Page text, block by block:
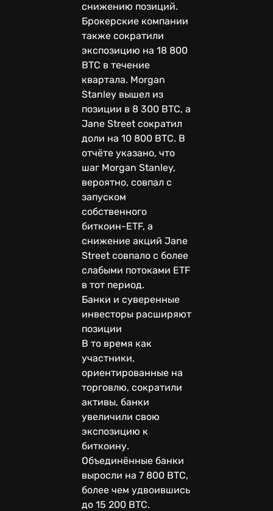
снижению позиций.
Брокерские компании
также сократили
экспозицию на 18 800
BTC в течение
квартала. Morgan
Stanley вышел из
позиции в 8 300 BTC, а
Jane Street сократил
доли на 10 800 BTC. В
отчёте указано, что
шаг Morgan Stanley,
вероятно, совпал с
запуском
собственного
биткоин-ETF, а
снижение акций Jane
Street совпало с более
слабыми потоками ETF
в тот период.
Банки и суверенные
инвесторы расширяют
позиции
В то время как
участники,
ориентированные на
торговлю, сократили
активы, банки
увеличили свою
экспозицию к
биткоину.
Объединённые банки
выросли на 7 800 BTC,
более чем удвоившись
до 15 200 BTC.